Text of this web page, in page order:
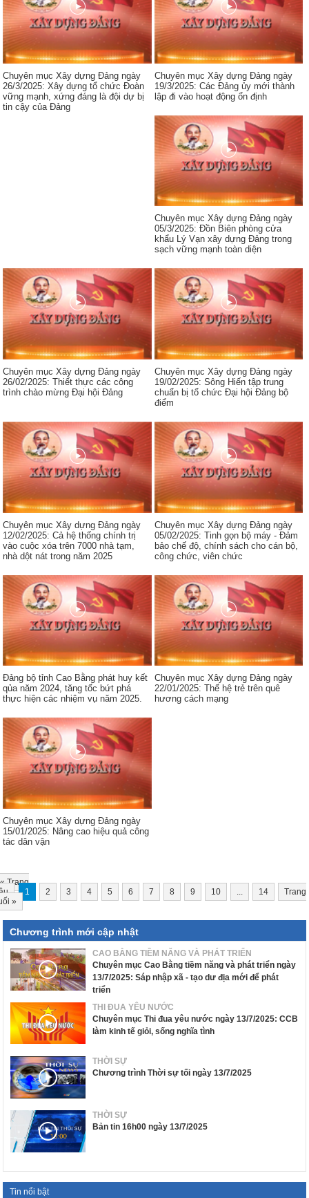
Chuyên mục Xây dựng Đảng ngày
26/3/2025: Xây dựng tổ chức Đoàn
vững mạnh, xứng đáng là đội dự bị
tin cậy của Đảng
Chuyên mục Xây dựng Đảng ngày
19/3/2025: Các Đảng ủy mới thành
lập đi vào hoạt động ổn định
Chuyên mục Xây dựng Đảng ngày
05/3/2025: Đồn Biên phòng cửa
khẩu Lý Vạn xây dựng Đảng trong
sạch vững mạnh toàn diện
Chuyên mục Xây dựng Đảng ngày
26/02/2025: Thiết thực các công
trình chào mừng Đại hội Đảng
Chuyên mục Xây dựng Đảng ngày
19/02/2025: Sông Hiến tập trung
chuẩn bị tổ chức Đại hội Đảng bộ
điểm
Chuyên mục Xây dựng Đảng ngày
12/02/2025: Cả hệ thống chính trị
vào cuộc xóa trên 7000 nhà tạm,
nhà dột nát trong năm 2025
Chuyên mục Xây dựng Đảng ngày
05/02/2025: Tinh gọn bộ máy - Đảm
bảo chế độ, chính sách cho cán bộ,
công chức, viên chức
Đảng bộ tỉnh Cao Bằng phát huy kết
qủa năm 2024, tăng tốc bứt phá
thực hiện các nhiệm vụ năm 2025.
Chuyên mục Xây dựng Đảng ngày
22/01/2025: Thế hệ trẻ trên quê
hương cách mạng
Chuyên mục Xây dựng Đảng ngày
15/01/2025: Nâng cao hiệu quả công
tác dân vận
«Trang
1 2 3 4 5 6 7 8 9 10 ... 14
Trang
»
Chương trình mới cập nhật
CAO BẰNG TIỀM NĂNG VÀ PHÁT TRIỂN
Chuyên mục Cao Bằng tiềm năng và phát triển ngày
13/7/2025: Sáp nhập xã - tạo dư địa mới để phát
triển
THI ĐUA YÊU NƯỚC
Chuyên mục Thi đua yêu nước ngày 13/7/2025: CCB
làm kinh tế giỏi, sống nghĩa tình
THỜI SỰ
Chương trình Thời sự tối ngày 13/7/2025
THỜI SỰ
Bản tin 16h00 ngày 13/7/2025
Tin nổi bật